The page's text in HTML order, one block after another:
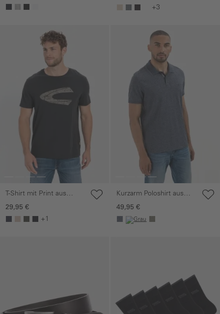
+3
überspringen
T-Shirt mit Print aus
nachhaltigem Organic
29,95 €
+1
Galerie überspringen
Kurzarm Poloshirt aus
Baumwollmix
49,95 €